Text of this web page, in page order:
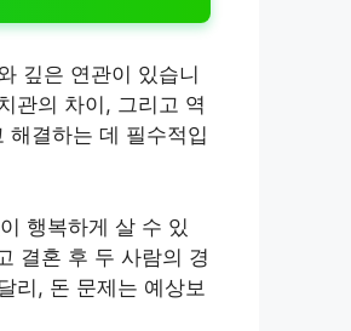
깊은 연관이 있습니
관의 차이, 그리고 역
해결하는 데 필수적입
행복하게 살 수 있
결혼 후 두 사람의 경
리, 돈 문제는 예상보